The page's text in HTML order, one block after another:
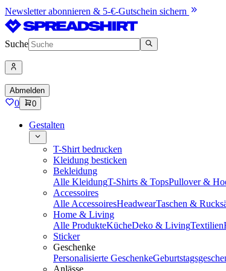
Newsletter abonnieren & 5-€-Gutschein sichern
Suche
Abmelden
0 0
Gestalten
T-Shirt bedrucken
Kleidung besticken
Bekleidung
Alle KleidungT-Shirts & TopsPullover &
Accessoires
Alle AccessoiresHeadwearTaschen &
Home & Living
Alle ProdukteKücheDeko & LivingTextilien
Sticker
Geschenke
Personalisierte Geschenke